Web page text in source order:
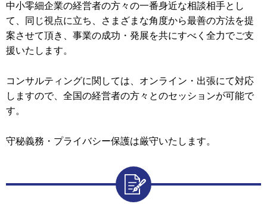
中小零細企業の経営者の方々の一番身近な相談相手とし
て、同じ視点に立ち、さまざまな角度から最善の方法を提
案させて頂き、事業の成功・発展を共にすべく全力でご支
援いたします。
コンサルティングに関しては、オンライン・出張にて対応
しますので、全国の経営者の方々とのセッションが可能で
す。
守秘義務・プライバシー保護は厳守いたします。